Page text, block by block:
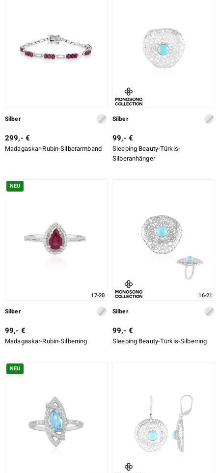
Silber
299,- €
Madagaskar-Rubin-Silberarmband
Silber
99,- €
Sleeping Beauty-Türkis-
Silberanhänger
NEU
17-20
Silber
99,- €
Madagaskar-Rubin-Silberring
16-21
Silber
99,- €
Sleeping Beauty-Türkis-Silberring
NEU